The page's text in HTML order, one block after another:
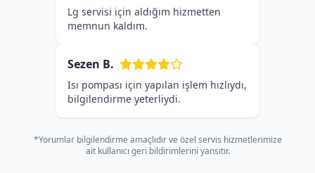
Lg servisi için aldığım hizmetten
memnun kaldım.
Sezen B.
Isı pompası için yapılan işlem hızlıydı,
bilgilendirme yeterliydi.
*Yorumlar bilgilendirme amaçlıdır ve özel servis hizmetlerimize
ait kullanıcı geri bildirimlerini yansıtır.